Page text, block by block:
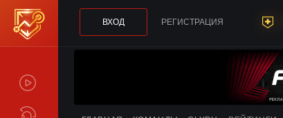
ВХОД РЕГИСТРАЦИЯ